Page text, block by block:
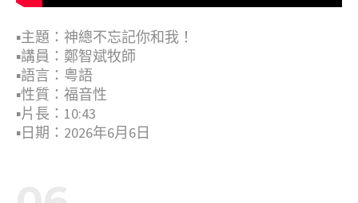
▪︎主題：神總不忘記你和我！
▪︎講員：鄭智斌牧師
▪︎語言：粤語
▪︎性質：福音性
▪︎片長：10:43
▪︎日期：2026年6月6日